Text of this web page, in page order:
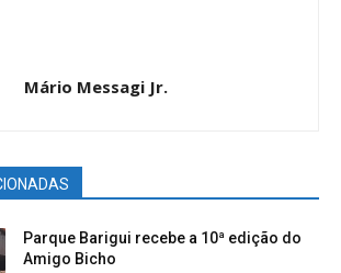
Mário Messagi Jr.
Parque Barigui recebe a 10ª edição do
Amigo Bicho